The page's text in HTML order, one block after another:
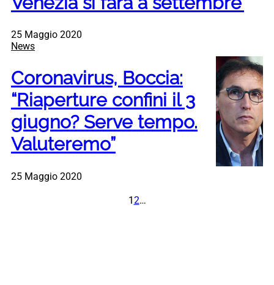
25 Maggio 2020
News
Coronavirus, Boccia:
“Riaperture confini il 3
giugno? Serve tempo.
Valuteremo”
25 Maggio 2020
1 2…